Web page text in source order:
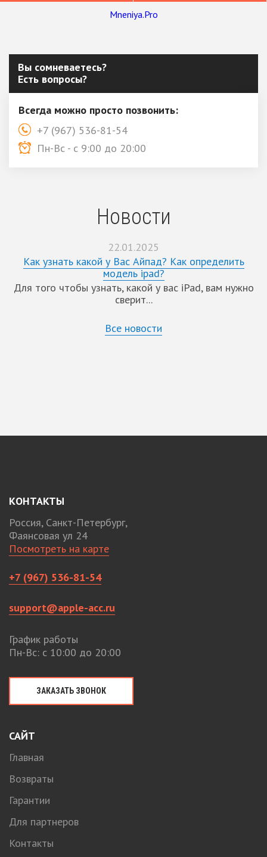
Mneniya.Pro
Вы сомневаетесь?
Есть вопросы?
Всегда можно просто позвонить:
+7 (967) 536-81-54
Пн-Вс - с 9:00 до 20:00
Новости
22.01.2025
Как узнать какой у Вас Айпад? Как определить
модель ipad?
Для того чтобы узнать, какой у вас iPad, вам нужно
сверит...
Все новости
КОНТАКТЫ
Россия, Санкт-Петербург,
Фаянсовая ул 24
Посмотреть на карте
+7 (967) 536-81-54
support@apple-acc.ru
График работы
Пн-Вс: с 10:00 до 20:00
ЗАКАЗАТЬ ЗВОНОК
САЙТ
Главная
Возвраты
Гарантии
Для партнеров
Контакты